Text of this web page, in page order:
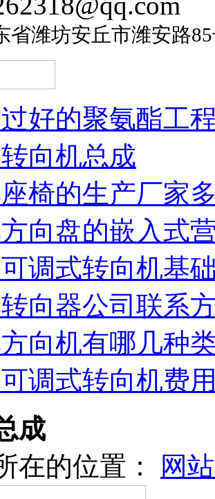
省潍坊安丘市潍安路
好的聚氨酯工
向机总成
椅的生产厂家
向盘的嵌入式
调式转向机基
向器公司联系
向机有哪几种
调式转向机费
成
在的位置：
网